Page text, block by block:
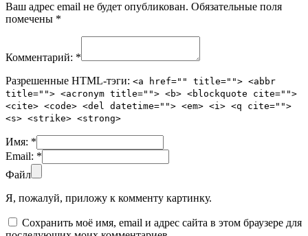
Ваш адрес email не будет опубликован. Обязательные поля
помечены *
Комментарий: *
Разрешенные HTML-тэги: <a href="" title=""> <abbr
title=""> <acronym title=""> <b> <blockquote cite="">
<cite> <code> <del datetime=""> <em> <i> <q cite="">
<s> <strike> <strong>
Имя: *
Email: *
Файл
Я, пожалуй, приложу к комменту картинку.
Сохранить моё имя, email и адрес сайта в этом браузере для